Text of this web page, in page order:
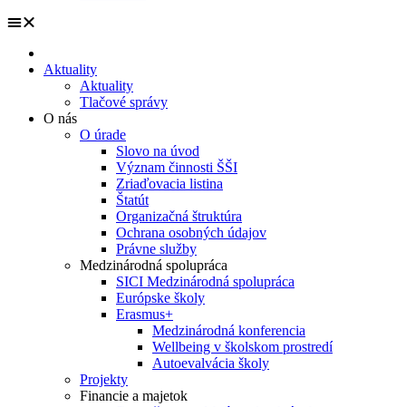
Aktuality
Aktuality
Tlačové správy
O nás
O úrade
Slovo na úvod
Význam činnosti ŠŠI
Zriaďovacia listina
Štatút
Organizačná štruktúra
Ochrana osobných údajov
Právne služby
Medzinárodná spolupráca
SICI Medzinárodná spolupráca
Európske školy
Erasmus+
Medzinárodná konferencia
Wellbeing v školskom prostredí
Autoevalvácia školy
Projekty
Financie a majetok